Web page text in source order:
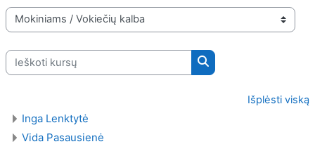
Kursų kategorijos
Ieškoti kursų
Ieškoti kursų
Išplėsti viską
Inga Lenktytė
Vida Pasausienė